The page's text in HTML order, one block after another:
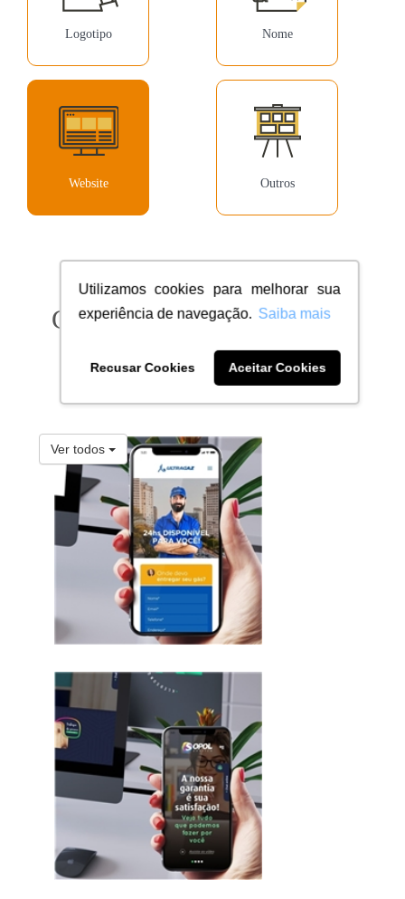
Utilizamos cookies para melhorar sua
experiência de navegação. Saiba mais
Recusar Cookies Aceitar Cookies
Logotipo Nome
Website Outros
Ver todos
Confira milhares de clientes
dentro do seu segmento